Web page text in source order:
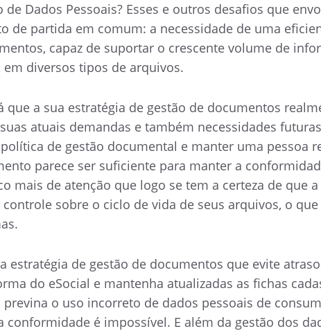
de Dados Pessoais? Esses e outros desafios que
de partida em comum: a necessidade de uma
capaz de suportar o crescente volume de
em diversos tipos de arquivos.
que a sua estratégia de gestão de documentos
atuais demandas e também necessidades
de gestão documental e manter uma pessoa
parece ser suficiente para manter a
mais de atenção que logo se tem a certeza de que
sobre o ciclo de vida de seus arquivos, o
estratégia de gestão de documentos que evite
do eSocial e mantenha atualizadas as fichas
o uso incorreto de dados pessoais de
conformidade é impossível. E além da gestão dos